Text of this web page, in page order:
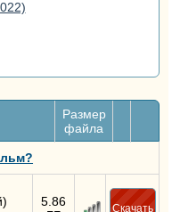
Размер
файла
5.86
Скачать